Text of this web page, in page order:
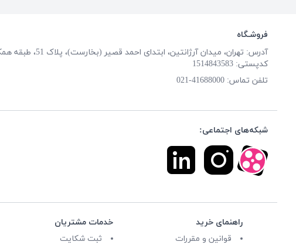
فروشـگاه
آدرس: تهران، میدان آرژانتین، ابتدای احمد قصیر (بخارست)، پلاک 51، طبقه همکف
کدپستی: 1514843583
تلفن تماس: 41688000-021
شبکه‌های اجتماعی:
راهنمای خرید
قوانین و مقررات
خدمات مشتریان
ثبت شکایت